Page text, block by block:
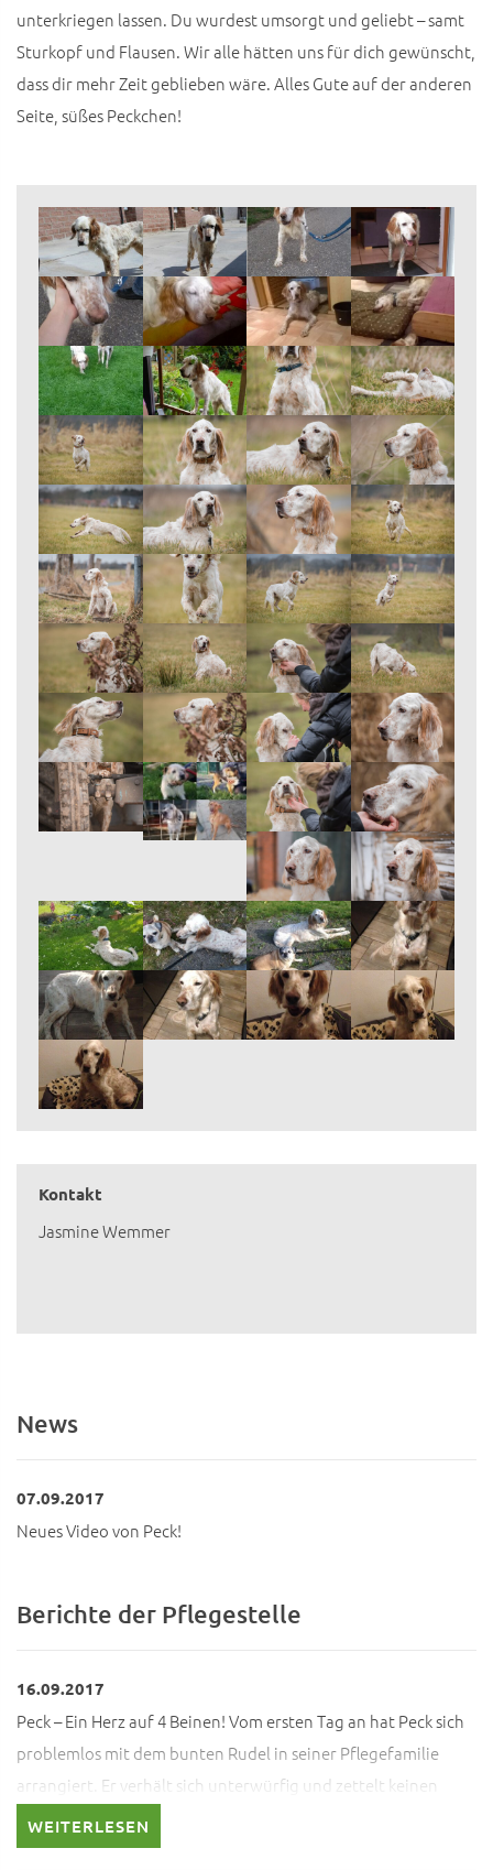
unterkriegen lassen. Du wurdest umsorgt und geliebt – samt
Sturkopf und Flausen. Wir alle hätten uns für dich gewünscht,
dass dir mehr Zeit geblieben wäre. Alles Gute auf der anderen
Seite, süßes Peckchen!
Kontakt
Jasmine Wemmer
News
07.09.2017
Neues Video von Peck!
Berichte der Pflegestelle
16.09.2017
Peck – Ein Herz auf 4 Beinen! Vom ersten Tag an hat Peck sich
problemlos mit dem bunten Rudel in seiner Pflegefamilie
arrangiert. Er verhält sich unterwürfig und zettelt keinen
Streit an. Liegt einer der Hunde so im Flur, dass Peck nicht
vorbei kommt, bleibt er eben draußen. Das Insulinspritzen
WEITERLESEN